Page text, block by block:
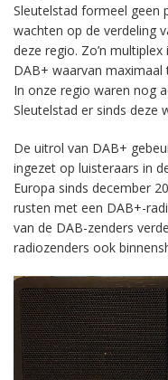
Sleutelstad formeel geen
wachten op de verdeling
deze regio. Zo’n
DAB+ waarvan maximaal
In onze regio waren nog
Sleutelstad er sinds deze
De uitrol van DAB+
ingezet op luisteraars in
Europa sinds december
rusten met een DAB+-
van de DAB-zenders
radiozenders ook